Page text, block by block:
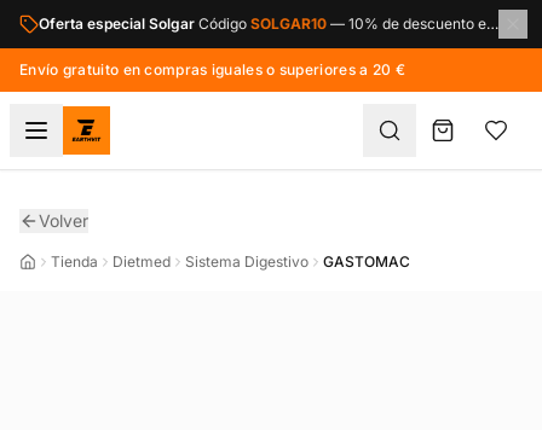
Saltar al contenido principal
Oferta especial Solgar Código SOLGAR10 — 10% de descuento en toda la marca Solgar.
Envío gratuito en compras iguales o superiores a 20 €
Volver
Tienda Dietmed Sistema Digestivo GASTOMAC